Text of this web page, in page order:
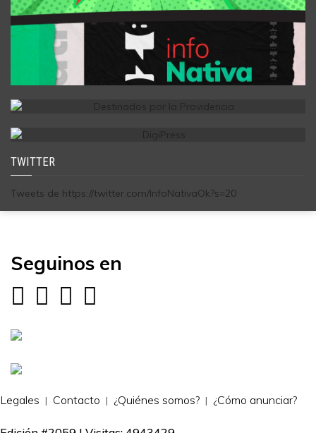
TWITTER
Tweets de https://twitter.com/InfoNativaOk?s=20
Seguinos en
Legales Contacto ¿Quiénes somos? ¿Cómo anunciar?